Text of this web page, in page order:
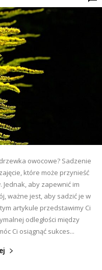
owocowe? Sadzenie
które może przynieść
aby zapewnić im
ważne jest, aby sadzić je w
artykule przedstawimy Ci
odległości między
Ci osiągnąć sukces...